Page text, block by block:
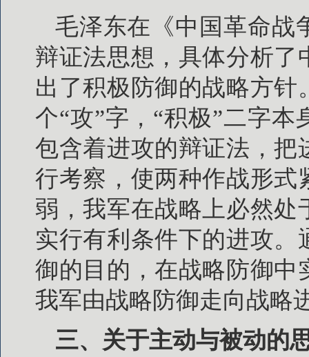
毛泽东在《中国革命战
辩证法思想，具体分析
出了积极防御的战略方
个“攻”字，“积极”二字
包含着进攻的辩证法，把
行考察，使两种作战形式
弱，我军在战略上必然处
实行有利条件下的进攻
御的目的，在战略防御中
我军由战略防御走向战略
三、关于主动与被动的